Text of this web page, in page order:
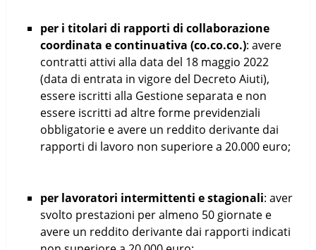
per i titolari di rapporti di collaborazione
coordinata e continuativa (co.co.co.): avere
contratti attivi alla data del 18 maggio 2022
(data di entrata in vigore del Decreto Aiuti),
essere iscritti alla Gestione separata e non
essere iscritti ad altre forme previdenziali
obbligatorie e avere un reddito derivante dai
rapporti di lavoro non superiore a 20.000 euro;
per lavoratori intermittenti e stagionali: aver
svolto prestazioni per almeno 50 giornate e
avere un reddito derivante dai rapporti indicati